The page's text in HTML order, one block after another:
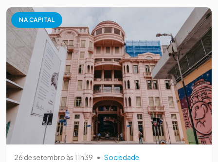
NA CAPITAL
26 de setembro às 11h39 • Sociedade